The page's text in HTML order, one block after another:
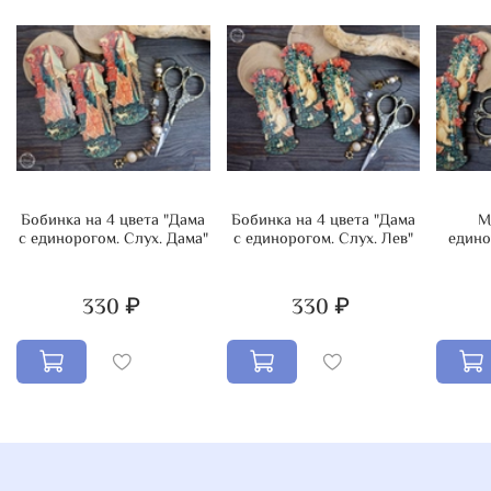
цветов,бобинка,маячок для ножниц,магнит,
нитковдеватель,магнитная коробочка-игольница.
Бобинка на 4 цвета "Дама
с единорогом. Слух. Дама"
330 ₽
Бобинка на 4 цвета "Дама
с единорогом. Слух. Лев"
330 ₽